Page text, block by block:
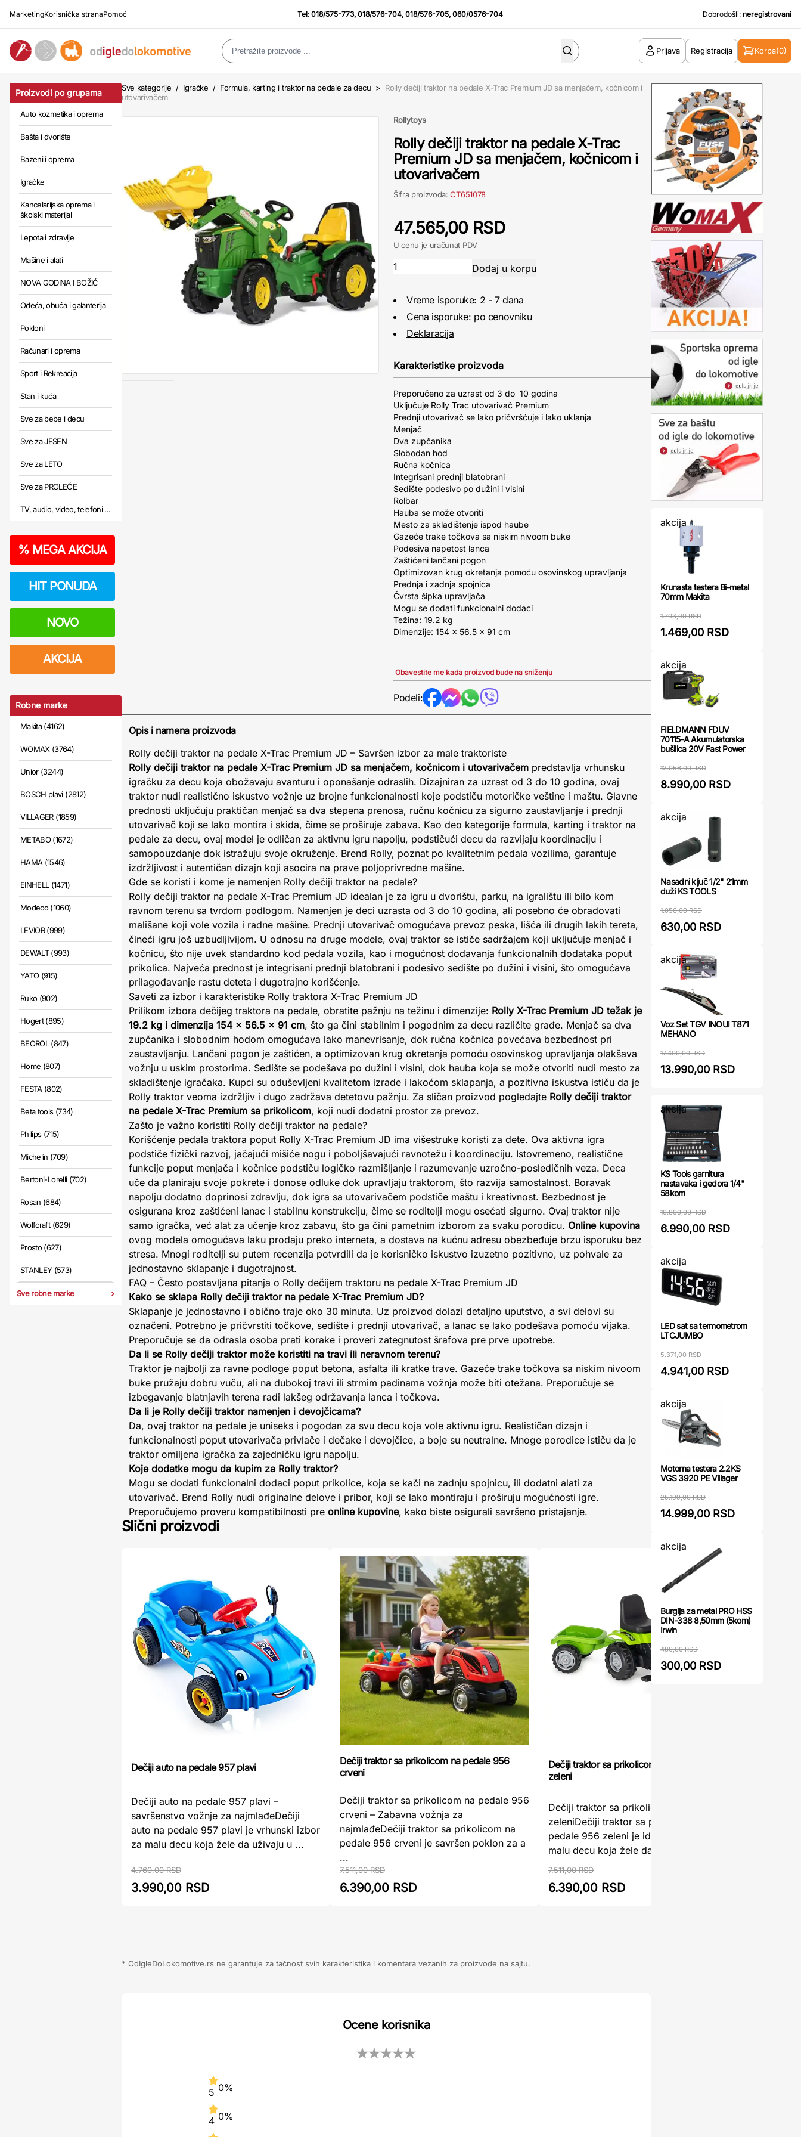
MarketingKorisnička stranaPomoć Tel:018/575-773,018/576-704,018/576-705,060/0576-704 Dobrodošli: neregistrovani
Prijava Registracija Korpa(0)
Proizvodi po grupama
Auto kozmetika i oprema
Bašta i dvorište
Bazeni i oprema
Igračke
Kancelarijska oprema i
školski materijal
Lepota i zdravlje
Mašine i alati
NOVA GODINA I BOŽIĆ
Odeća, obuća i galanterija
Pokloni
Računari i oprema
Sport i Rekreacija
Stan i kuća
Sve za bebe i decu
Sve za JESEN
Sve za LETO
Sve za PROLEĆE
TV, audio, video, telefoni ...
% MEGA AKCIJA
HIT PONUDA
NOVO
AKCIJA
Robne marke
Makita (4162)
WOMAX (3764)
Unior (3244)
BOSCH plavi (2812)
VILLAGER (1859)
METABO (1672)
HAMA (1546)
EINHELL (1471)
Modeco (1060)
LEVIOR (999)
DEWALT (993)
YATO (915)
Ruko (902)
Hogert (895)
BEOROL (847)
Home (807)
FESTA (802)
Beta tools (734)
Philips (715)
Michelin (709)
Bertoni-Lorelli (702)
Rosan (684)
Wolfcraft (629)
Prosto (627)
STANLEY (573)
Sve robne marke
Sve kategorije / Igračke / Formula, karting i traktor na pedale za decu > Rolly dečiji traktor na pedale X-Trac Premium JD sa menjačem, kočnicom i
utovarivačem
Rollytoys
Rolly dečiji traktor na pedale X-Trac
Premium JD sa menjačem, kočnicom i
utovarivačem
Šifra proizvoda:CT651078
47.565,00 RSD
U cenu je uračunat PDV
Vreme isporuke: 2 - 7 dana
Cena isporuke: po cenovniku
Deklaracija
Karakteristike proizvoda
Preporučeno za uzrast od 3 do 10 godina
Uključuje Rolly Trac utovarivač Premium
Prednji utovarivač se lako pričvršćuje i lako uklanja
Menjač
Dva zupčanika
Slobodan hod
Ručna kočnica
Integrisani prednji blatobrani
Sedište podesivo po dužini i visini
Rolbar
Hauba se može otvoriti
Mesto za skladištenje ispod haube
Gazeće trake točkova sa niskim nivoom buke
Podesiva napetost lanca
Zaštićeni lančani pogon
Optimizovan krug okretanja pomoću osovinskog upravljanja
Prednja i zadnja spojnica
Čvrsta šipka upravljača
Mogu se dodati funkcionalni dodaci
Težina: 19.2 kg
Dimenzije: 154 × 56.5 × 91 cm
Obavestite me kada proizvod bude na sniženju
Podeli:
Opis i namena proizvoda
Rolly dečiji traktor na pedale X-Trac Premium JD – Savršen izbor za male traktoriste
Rolly dečiji traktor na pedale X-Trac Premium JD sa menjačem, kočnicom i utovarivačem predstavlja vrhunsku
igračku za decu koja obožavaju avanturu i oponašanje odraslih. Dizajniran za uzrast od 3 do 10 godina, ovaj
traktor nudi realistično iskustvo vožnje uz brojne funkcionalnosti koje podstiču motoričke veštine i maštu. Glavne
prednosti uključuju praktičan menjač sa dva stepena prenosa, ručnu kočnicu za sigurno zaustavljanje i prednji
utovarivač koji se lako montira i skida, čime se proširuje zabava. Kao deo kategorije formula, karting i traktor na
pedale za decu, ovaj model je odličan za aktivnu igru napolju, podstičući decu da razvijaju koordinaciju i
samopouzdanje dok istražuju svoje okruženje. Brend Rolly, poznat po kvalitetnim pedala vozilima, garantuje
izdržljivost i autentičan dizajn koji asocira na prave poljoprivredne mašine.
Gde se koristi i kome je namenjen Rolly dečiji traktor na pedale?
Rolly dečiji traktor na pedale X-Trac Premium JD idealan je za igru u dvorištu, parku, na igralištu ili bilo kom
ravnom terenu sa tvrdom podlogom. Namenjen je deci uzrasta od 3 do 10 godina, ali posebno će obradovati
mališane koji vole vozila i radne mašine. Prednji utovarivač omogućava prevoz peska, lišća ili drugih lakih tereta,
čineći igru još uzbudljivijom. U odnosu na druge modele, ovaj traktor se ističe sadržajem koji uključuje menjač i
kočnicu, što nije uvek standardno kod pedala vozila, kao i mogućnost dodavanja funkcionalnih dodataka poput
prikolica. Najveća prednost je integrisani prednji blatobrani i podesivo sedište po dužini i visini, što omogućava
prilagođavanje rastu deteta i dugotrajno korišćenje.
Saveti za izbor i karakteristike Rolly traktora X-Trac Premium JD
Prilikom izbora dečijeg traktora na pedale, obratite pažnju na težinu i dimenzije: Rolly X-Trac Premium JD težak je
19.2 kg i dimenzija 154 × 56.5 × 91 cm, što ga čini stabilnim i pogodnim za decu različite građe. Menjač sa dva
zupčanika i slobodnim hodom omogućava lako manevrisanje, dok ručna kočnica povećava bezbednost pri
zaustavljanju. Lančani pogon je zaštićen, a optimizovan krug okretanja pomoću osovinskog upravljanja olakšava
vožnju u uskim prostorima. Sedište se podešava po dužini i visini, dok hauba koja se može otvoriti nudi mesto za
skladištenje igračaka. Kupci su oduševljeni kvalitetom izrade i lakoćom sklapanja, a pozitivna iskustva ističu da je
Rolly traktor veoma izdržljiv i dugo zadržava detetovu pažnju. Za sličan proizvod pogledajte Rolly dečiji traktor
na pedale X-Trac Premium sa prikolicom, koji nudi dodatni prostor za prevoz.
Zašto je važno koristiti Rolly dečiji traktor na pedale?
Korišćenje pedala traktora poput Rolly X-Trac Premium JD ima višestruke koristi za dete. Ova aktivna igra
podstiče fizički razvoj, jačajući mišiće nogu i poboljšavajući ravnotežu i koordinaciju. Istovremeno, realistične
funkcije poput menjača i kočnice podstiču logičko razmišljanje i razumevanje uzročno-posledičnih veza. Deca
uče da planiraju svoje pokrete i donose odluke dok upravljaju traktorom, što razvija samostalnost. Boravak
napolju dodatno doprinosi zdravlju, dok igra sa utovarivačem podstiče maštu i kreativnost. Bezbednost je
osigurana kroz zaštićeni lanac i stabilnu konstrukciju, čime se roditelji mogu osećati sigurno. Ovaj traktor nije
samo igračka, već alat za učenje kroz zabavu, što ga čini pametnim izborom za svaku porodicu. Online kupovina
ovog modela omogućava laku prodaju preko interneta, a dostava na kućnu adresu obezbeđuje brzu isporuku bez
stresa. Mnogi roditelji su putem recenzija potvrdili da je korisničko iskustvo izuzetno pozitivno, uz pohvale za
jednostavno sklapanje i dugotrajnost.
FAQ – Često postavljana pitanja o Rolly dečijem traktoru na pedale X-Trac Premium JD
Kako se sklapa Rolly dečiji traktor na pedale X-Trac Premium JD?
Sklapanje je jednostavno i obično traje oko 30 minuta. Uz proizvod dolazi detaljno uputstvo, a svi delovi su
označeni. Potrebno je pričvrstiti točkove, sedište i prednji utovarivač, a lanac se lako podešava pomoću vijaka.
Preporučuje se da odrasla osoba prati korake i proveri zategnutost šrafova pre prve upotrebe.
Da li se Rolly dečiji traktor može koristiti na travi ili neravnom terenu?
Traktor je najbolji za ravne podloge poput betona, asfalta ili kratke trave. Gazeće trake točkova sa niskim nivoom
buke pružaju dobru vuču, ali na dubokoj travi ili strmim padinama vožnja može biti otežana. Preporučuje se
izbegavanje blatnjavih terena radi lakšeg održavanja lanca i točkova.
Da li je Rolly dečiji traktor namenjen i devojčicama?
Da, ovaj traktor na pedale je uniseks i pogodan za svu decu koja vole aktivnu igru. Realističan dizajn i
funkcionalnosti poput utovarivača privlače i dečake i devojčice, a boje su neutralne. Mnoge porodice ističu da je
traktor omiljena igračka za zajedničku igru napolju.
Koje dodatke mogu da kupim za Rolly traktor?
Mogu se dodati funkcionalni dodaci poput prikolice, koja se kači na zadnju spojnicu, ili dodatni alati za
utovarivač. Brend Rolly nudi originalne delove i pribor, koji se lako montiraju i proširuju mogućnosti igre.
Preporučujemo proveru kompatibilnosti pre online kupovine, kako biste osigurali savršeno pristajanje.
Slični proizvodi
Dečiji auto na pedale 957 plavi
Dečiji auto na pedale 957 plavi –
savršenstvo vožnje za najmlađeDečiji
auto na pedale 957 plavi je vrhunski izbor
za malu decu koja žele da uživaju u ...
4.760,00 RSD
3.990,00 RSD
Dečiji traktor sa prikolicom na pedale 956
crveni
Dečiji traktor sa prikolicom na pedale 956
crveni – Zabavna vožnja za
najmlađeDečiji traktor sa prikolicom na
pedale 956 crveni je savršen poklon za a
...
7.511,00 RSD
6.390,00 RSD
Dečiji traktor sa prikolicom na pedale 956
zeleni
Dečiji traktor sa prikolicom na pedale 956
zeleniDečiji traktor sa prikolicom na
pedale 956 zeleni je idealna igračka za
malu decu koja žele da istraž ...
7.511,00 RSD
6.390,00 RSD
* OdIgleDoLokomotive.rs ne garantuje za tačnost svih karakteristika i komentara vezanih za proizvode na sajtu.
Ocene korisnika
5 0%
4 0%
akcija
Krunasta testera Bi-metal
70mm Makita
1.703,00 RSD
1.469,00 RSD
akcija
FIELDMANN FDUV
70115-A Akumulatorska
bušilica 20V Fast Power
12.056,00 RSD
8.990,00 RSD
akcija
Nasadni ključ 1/2" 21mm
duži KS TOOLS
1.056,00 RSD
630,00 RSD
akcija
Voz Set TGV INOUI T871
MEHANO
17.400,00 RSD
13.990,00 RSD
akcija
KS Tools garnitura
nastavaka i gedora 1/4"
58kom
10.800,00 RSD
6.990,00 RSD
akcija
LED sat sa termometrom
LTCJUMBO
5.371,00 RSD
4.941,00 RSD
akcija
Motorna testera 2.2KS
VGS 3920 PE Villager
25.199,00 RSD
14.999,00 RSD
akcija
Burgija za metal PRO HSS
DIN-338 8,50mm (5kom)
Irwin
480,00 RSD
300,00 RSD